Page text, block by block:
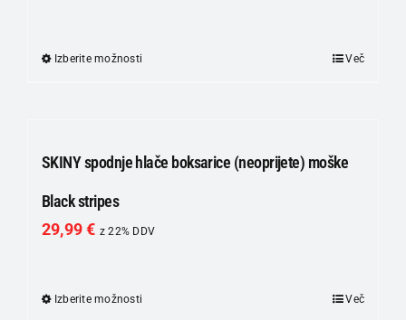
Izberite možnosti
različic.
izberete
Več
SKINY spodnje hlače boksarice (neoprijete) moške
Black stripes
29,99€ z 22% DDV
Izberite možnosti Več